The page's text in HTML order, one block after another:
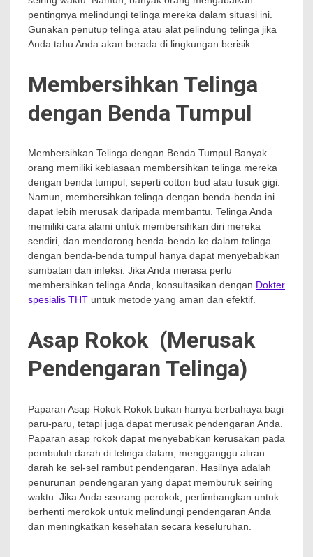
pentingnya melindungi telinga mereka dalam situasi ini.
Gunakan penutup telinga atau alat pelindung telinga jika
Anda tahu Anda akan berada di lingkungan berisik.
Membersihkan Telinga
dengan Benda Tumpul
Membersihkan Telinga dengan Benda Tumpul Banyak
orang memiliki kebiasaan membersihkan telinga mereka
dengan benda tumpul, seperti cotton bud atau tusuk gigi.
Namun, membersihkan telinga dengan benda-benda ini
dapat lebih merusak daripada membantu. Telinga Anda
memiliki cara alami untuk membersihkan diri mereka
sendiri, dan mendorong benda-benda ke dalam telinga
dengan benda-benda tumpul hanya dapat menyebabkan
sumbatan dan infeksi. Jika Anda merasa perlu
membersihkan telinga Anda, konsultasikan dengan Dokter
spesialis THT untuk metode yang aman dan efektif.
Asap Rokok (Merusak
Pendengaran Telinga)
Paparan Asap Rokok Rokok bukan hanya berbahaya bagi
paru-paru, tetapi juga dapat merusak pendengaran Anda.
Paparan asap rokok dapat menyebabkan kerusakan pada
pembuluh darah di telinga dalam, mengganggu aliran
darah ke sel-sel rambut pendengaran. Hasilnya adalah
penurunan pendengaran yang dapat memburuk seiring
waktu. Jika Anda seorang perokok, pertimbangkan untuk
berhenti merokok untuk melindungi pendengaran Anda
dan meningkatkan kesehatan secara keseluruhan.